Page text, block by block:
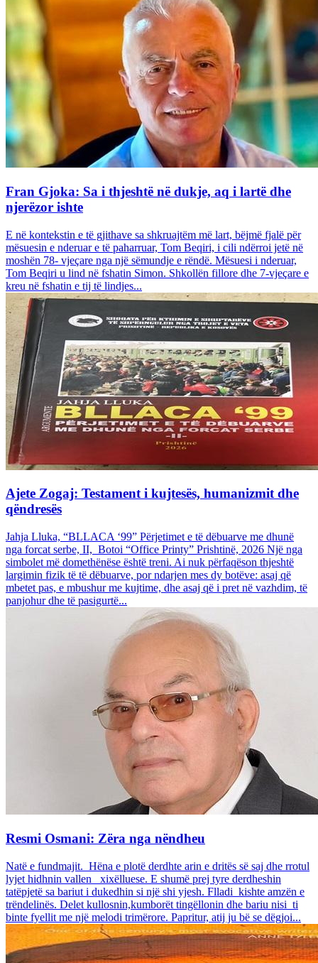
Fran Gjoka: Sa i thjeshtë në dukje, aq i lartë dhe
njerëzor ishte
E në kontekstin e të gjithave sa shkruajtëm më lart, bëjmë fjalë për
mësuesin e nderuar e të paharruar, Tom Beqiri, i cili ndërroi jetë në
moshën 78- vjeçare nga një sëmundje e rëndë. Mësuesi i nderuar,
Tom Beqiri u lind në fshatin Simon. Shkollën fillore dhe 7-vjeçare e
kreu në fshatin e tij të lindjes...
Ajete Zogaj: Testament i kujtesës, humanizmit dhe
qëndresës
Jahja Lluka, “BLLACA ‘99” Përjetimet e të dëbuarve me dhunë
nga forcat serbe, II, Botoi “Office Printy” Prishtinë, 2026 Një nga
simbolet më domethënëse është treni. Ai nuk përfaqëson thjeshtë
largimin fizik të të dëbuarve, por ndarjen mes dy botëve: asaj që
mbetet pas, e mbushur me kujtime, dhe asaj që i pret në vazhdim, të
panjohur dhe të pasigurtë...
Resmi Osmani: Zëra nga nëndheu
Natë e fundmajit. Hëna e plotë derdhte arin e dritës së saj dhe rrotul
lyjet hidhnin vallen xixëlluese. E shumë prej tyre derdheshin
tatëpjetë sa bariut i dukedhin si një shi yjesh. Flladi kishte amzën e
trëndelinës. Delet kullosnin,kumborët tingëllonin dhe bariu nisi ti
binte fyellit me një melodi trimërore. Papritur, atij ju bë se dëgjoi...